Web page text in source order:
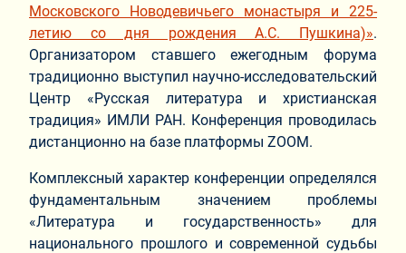
Московского Новодевичьего монастыря и 225-
летию со дня рождения А.С. Пушкина)».
Организатором ставшего ежегодным форума
традиционно выступил научно-исследовательский
Центр «Русская литература и христианская
традиция» ИМЛИ РАН. Конференция проводилась
дистанционно на базе платформы ZOOM.
Комплексный характер конференции определялся
фундаментальным значением проблемы
«Литература и государственность» для
национального прошлого и современной судьбы